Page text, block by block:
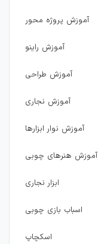
آموزش پروژه محور
آموزش راینو
آموزش طراحی
آموزش نجاری
آموزش نوار ابزارها
آموزش هنرهای چوبی
ابزار نجاری
اسباب بازی چوبی
اسکچاپ